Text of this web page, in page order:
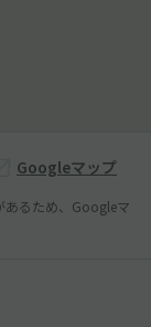
Googleマップ
るため、Googleマ